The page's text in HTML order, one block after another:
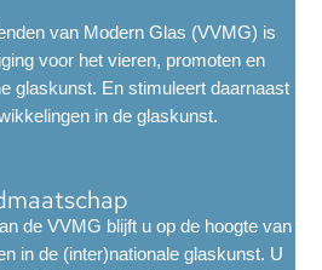
van Modern Glas (VVMG) is
voor het vieren, promoten en
glaskunst. En stimuleert daarnaast
in de glaskunst.
de VVMG blijft u op de hoogte van
in de (inter)nationale glaskunst. U